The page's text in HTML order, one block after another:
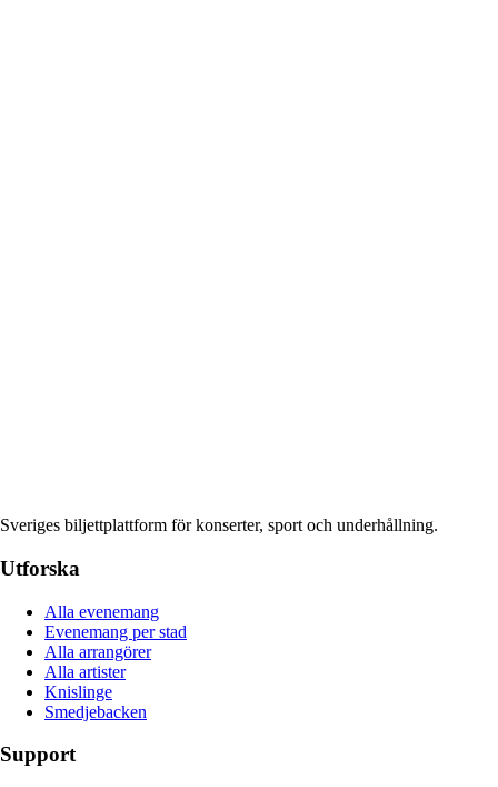
Sveriges biljettplattform för konserter, sport och underhållning.
Utforska
Alla evenemang
Evenemang per stad
Alla arrangörer
Alla artister
Knislinge
Smedjebacken
Support